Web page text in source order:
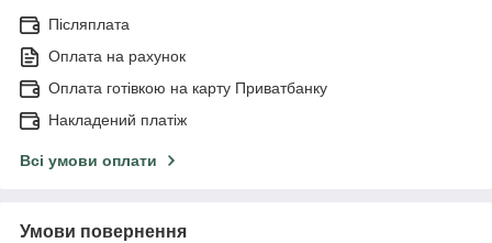
Післяплата
Оплата на рахунок
Оплата готівкою на карту Приватбанку
Накладений платіж
Всі умови оплати
Умови повернення